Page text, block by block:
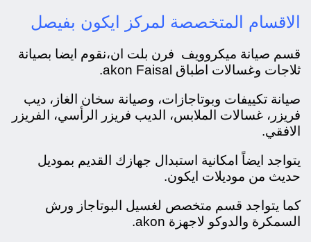
الاقسام المتخصصة لمركز ايكون بفيصل
قسم صيانة ميكروويف فرن بلت ان،نقوم ايضا بصيانة
ثلاجات وغسالات اطباق akon Faisal.
صيانة تكييفات وبوتاجازات، وصيانة سخان الغاز، ديب
فريزر، غسالات الملابس، الديب فريزر الرأسي، الفريزر
الافقي.
يتواجد ايضاً امكانية استبدال جهازك القديم بموديل
حديث من موديلات ايكون.
كما يتواجد قسم متخصص لغسيل البوتاجاز ورش
السمكرة والدوكو لاجهزة akon.